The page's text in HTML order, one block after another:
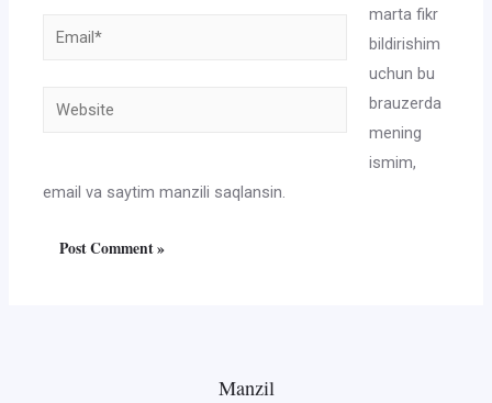
Email*
Website
marta fikr
bildirishim
uchun bu
brauzerda
mening
ismim,
email va saytim manzili saqlansin.
Manzil